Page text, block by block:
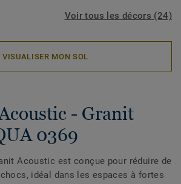
Voir tous les décors (24)
VISUALISER MON SOL
- Granit
0369
Acoustic est conçue pour réduire de
idéal dans les espaces à fortes